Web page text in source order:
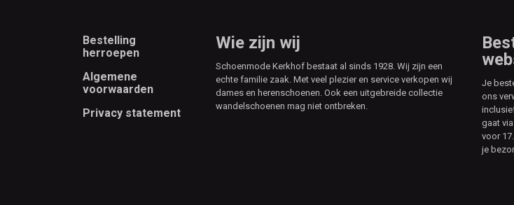
Footer
Bestelling
herroepen
Algemene
voorwaarden
Privacy statement
Wie zijn wij
Schoenmode Kerkhof bestaat al sinds 1928. Wij zijn een
echte familie zaak. Met veel plezier en service verkopen wij
dames en herenschoenen. Ook een uitgebreide collectie
wandelschoenen mag niet ontbreken.
Je
ons
gaat
voor
je